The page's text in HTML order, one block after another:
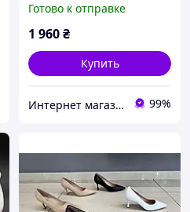
Готово к отправке
1 960₴
Купить
Интернет магазин обуви I love my shoes 99%